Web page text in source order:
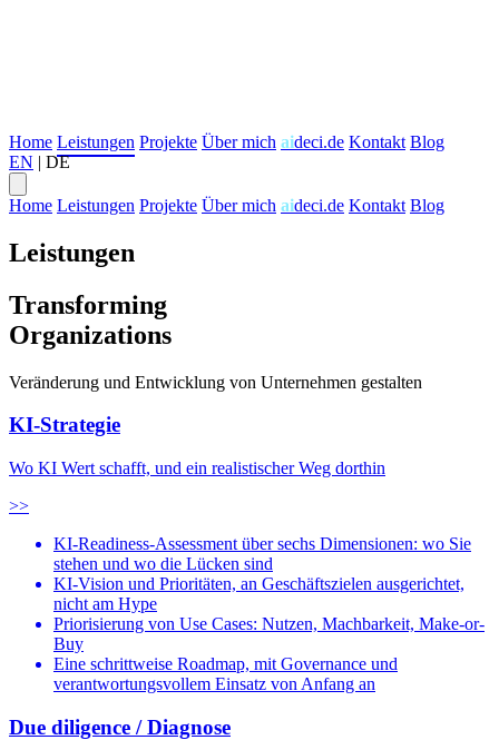
Home Leistungen Projekte Über mich aideci.de Kontakt Blog
EN | DE
Home Leistungen Projekte Über mich aideci.de Kontakt Blog
Leistungen
Transforming
Organizations
Veränderung und Entwicklung von Unternehmen gestalten
KI-Strategie
Wo KI Wert schafft, und ein realistischer Weg dorthin
>>
KI-Readiness-Assessment über sechs Dimensionen: wo Sie
stehen und wo die Lücken sind
KI-Vision und Prioritäten, an Geschäftszielen ausgerichtet,
nicht am Hype
Priorisierung von Use Cases: Nutzen, Machbarkeit, Make-or-
Buy
Eine schrittweise Roadmap, mit Governance und
verantwortungsvollem Einsatz von Anfang an
Due diligence / Diagnose